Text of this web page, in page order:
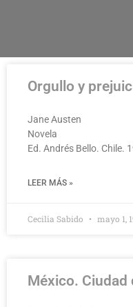
Orgullo y
Jane Austen
Novela
Ed. Andrés Bello. Chile.
LEER MÁS »
Cecilia Sabido mayo 1,
México. Ciudad